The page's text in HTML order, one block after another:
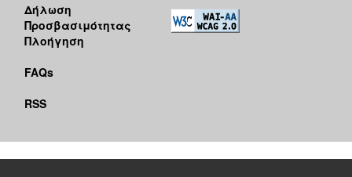
Δήλωση
Προσβασιμότητας
Πλοήγηση
FAQs
RSS